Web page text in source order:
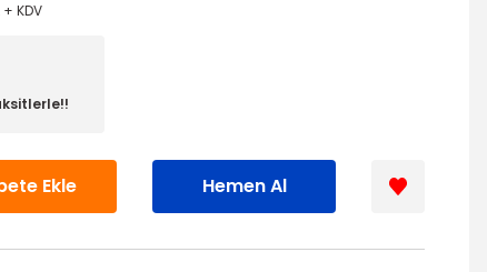
KDV
Ekle Hemen Al